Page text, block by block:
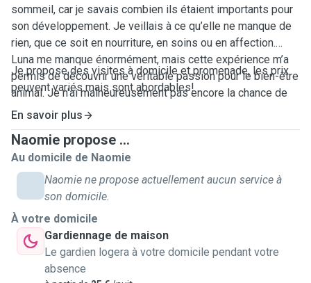
sommeil, car je savais combien ils étaient importants pour
son développement. Je veillais à ce qu’elle ne manque de
rien, que ce soit en nourriture, en soins ou en affection.
Luna me manque énormément, mais cette expérience m’a
permis de découvrir une véritable passion pour le bien-être
animal. Je n'ai malheureusement pas encore la chance de
pouvoir adopter un chien mais, aujourd'hui , je suis prête à
découvrir davantage cette passion en prenant soin d’autres
animaux avec autant d’attention et d’amour.
Je propose des visites à domicile et promenade, les prix
peuvent variés mais sont abordables!
En savoir plus
Naomie propose ...
Au domicile de Naomie
Naomie ne propose actuellement aucun service à
son domicile.
À votre domicile
Gardiennage de maison
Le gardien logera à votre domicile pendant votre
absence